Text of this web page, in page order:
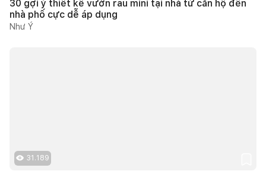
30 gợi ý thiết kế vườn rau mini tại nhà từ căn hộ đến
nhà phố cực dễ áp dụng
Như Ý
31.189